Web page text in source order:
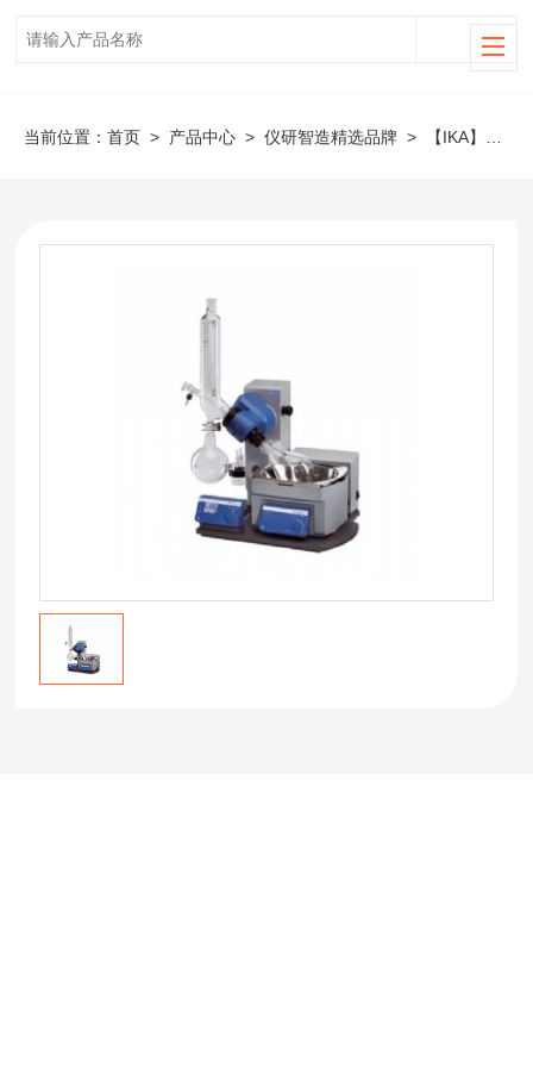
当前位置：首页 > 产品中心 >仪研智造精选品牌 > 【IKA】蒸发器